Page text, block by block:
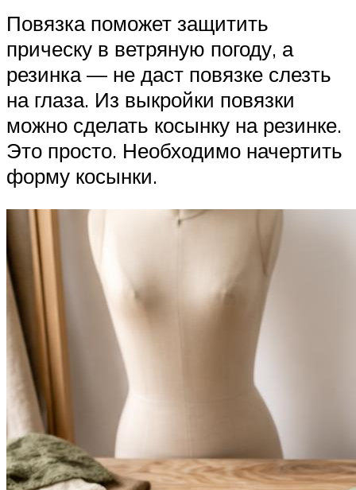
Повязка поможет защитить
прическу в ветряную погоду, а
резинка — не даст повязке слезть
на глаза. Из выкройки повязки
можно сделать косынку на резинке.
Это просто. Необходимо начертить
форму косынки.